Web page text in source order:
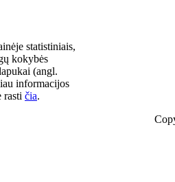
statistiniais,
kokybės
(angl.
informacijos
rasti čia.